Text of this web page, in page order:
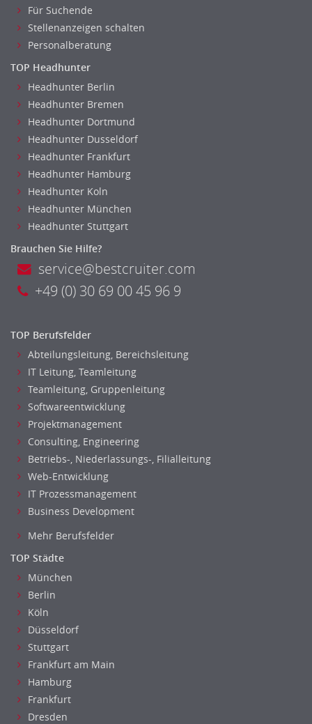
Finanzbuchhaltung, Bilanzbuchhaltung
Finanzen Prozessmanagement
Rechnungswesen
Revision
Steuern
Treasury
Wirtschaftsprüfung
Arbeitssicherheit
Montage
Beauty, Wellness
Gastronomie, Hotellerie
Holzhandwerk
Handwerk, Dienstleistung & Fertigung Leitung, Teamleitung
Maler, Lackierer
Nahrungsmittelherstellung, -verarbeitung
Raumgestaltung
Reiseverkehr, Touristik
Sicherheitsdienste, Schutzdienste
Energie und Umwelttechnik
Fertigungstechnik
gebaeude-versorgungs-sicherheitstechnik
Kunststofftechnik
Leitung, Teamleitung
Luft- und Raumfahrttechnik
Für Suchende
Stellenanzeigen schalten
Personalberatung
TOP Headhunter
Headhunter Berlin
Headhunter Bremen
Headhunter Dortmund
Headhunter Dusseldorf
Headhunter Frankfurt
Headhunter Hamburg
Headhunter Koln
Headhunter München
Headhunter Stuttgart
Brauchen Sie Hilfe?
service@bestcruiter.com
+49 (0) 30 69 00 45 96 9
TOP Berufsfelder
Abteilungsleitung, Bereichsleitung
IT Leitung, Teamleitung
Teamleitung, Gruppenleitung
Softwareentwicklung
Projektmanagement
Consulting, Engineering
Betriebs-, Niederlassungs-, Filialleitung
Web-Entwicklung
IT Prozessmanagement
Business Development
Mehr Berufsfelder
TOP Städte
München
Berlin
Köln
Düsseldorf
Stuttgart
Frankfurt am Main
Hamburg
Frankfurt
Dresden